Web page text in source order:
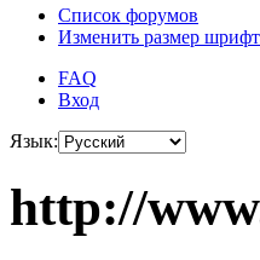
Список форумов
Изменить размер
FAQ
Вход
Язык:
http://